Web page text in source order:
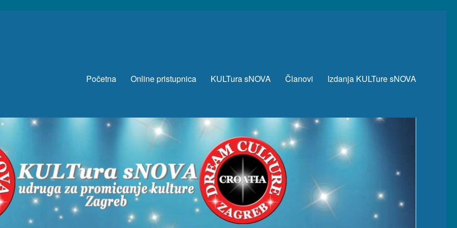
Početna Online pristupnica KULTura sNOVA Članovi Izdanja KULTure sNOVA